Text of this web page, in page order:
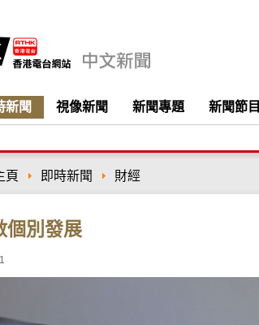
新聞 視像新聞 新聞專題 新聞節目
頁 即時新聞 財經
個別發展